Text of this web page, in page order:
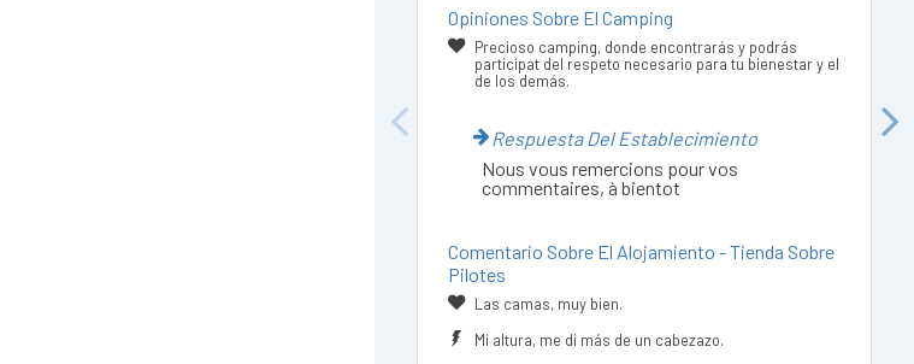
Previous
Opiniones Sobre El Camping
Precioso camping, donde encontrarás y podrás
participat del respeto necesario para tu bienestar y el
de los demás.
Respuesta Del Establecimiento
Nous vous remercions pour vos
commentaires, à bientot
Comentario Sobre El Alojamiento - Tienda Sobre
Pilotes
Las camas, muy bien.
Mi altura, me di más de un cabezazo.
Next